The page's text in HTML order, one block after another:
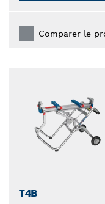
Comparer le
T4B